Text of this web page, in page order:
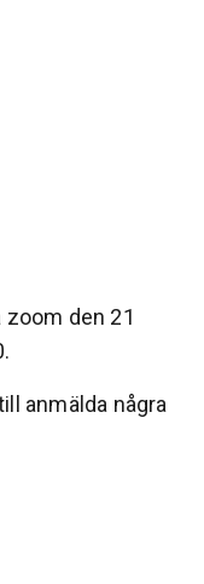
den 21
anmälda några